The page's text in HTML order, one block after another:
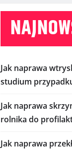
Jak naprawa
studium
Jak naprawa
rolnika do
Jak naprawa